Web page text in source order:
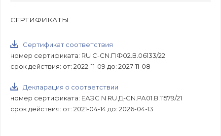
СЕРТИФИКАТЫ
Сертификат соответствия
номер сертификата: RU C-CN.ПФ02.В.06133/22
срок действия: от: 2022-11-09 до: 2027-11-08
Декларация о соответствии
номер сертификата: ЕАЭС N RU Д-CN.РА01.В.11579/21
срок действия: от: 2021-04-14 до: 2026-04-13